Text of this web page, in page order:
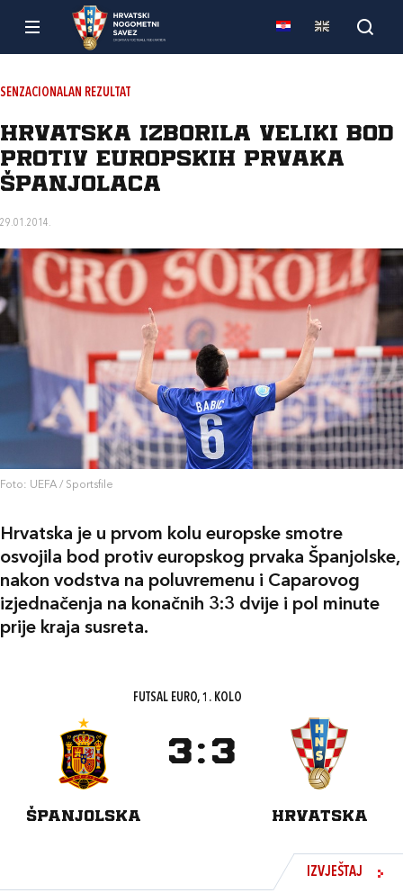
SENZACIONALAN REZULTAT
Hrvatska izborila veliki bod
protiv europskih prvaka
Španjolaca
29.01.2014.
Foto: UEFA / Sportsfile
Hrvatska je u prvom kolu europske smotre
osvojila bod protiv europskog prvaka Španjolske,
nakon vodstva na poluvremenu i Caparovog
izjednačenja na konačnih 3:3 dvije i pol minute
prije kraja susreta.
FUTSAL EURO, 1. KOLO
ŠPANJOLSKA
3: 3
HRVATSKA
IZVJEŠTAJ